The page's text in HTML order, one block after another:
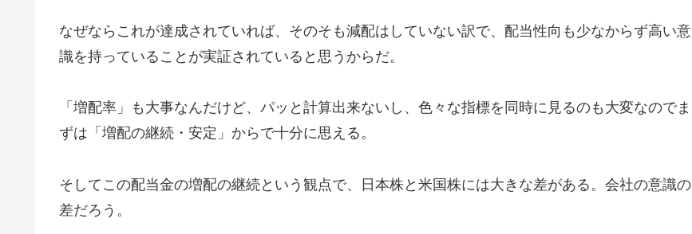
なぜならこれが達成されていれば、そのそも減配はしていない訳で、配当性向も少なからず高い意
識を持っていることが実証されていると思うからだ。
「増配率」も大事なんだけど、パッと計算出来ないし、色々な指標を同時に見るのも大変なのでま
ずは「増配の継続・安定」からで十分に思える。
そしてこの配当金の増配の継続という観点で、日本株と米国株には大きな差がある。会社の意識の
差だろう。